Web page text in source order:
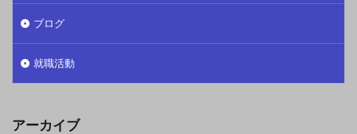
ブログ
就職活動
アーカイブ